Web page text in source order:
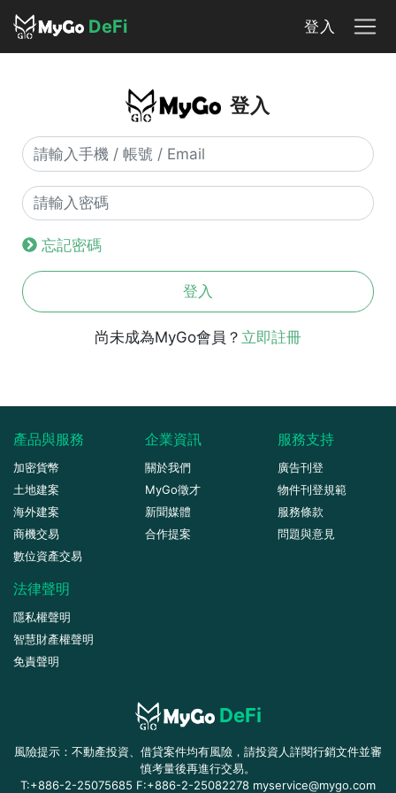
DeFi 登入
登入
忘記密碼
登入
尚未成為MyGo會員？ 立即註冊
產品與服務
加密貨幣
土地建案
海外建案
商機交易
數位資產交易
企業資訊
關於我們
MyGo徵才
新聞媒體
合作提案
服務支持
廣告刊登
物件刊登規範
服務條款
問題與意見
法律聲明
隱私權聲明
智慧財產權聲明
免責聲明
DeFi
風險提示：不動產投資、借貸案件均有風險，請投資人詳閱行銷文件並審
慎考量後再進行交易。
T:+886-2-25075685 F:+886-2-25082278 myservice@mygo.com